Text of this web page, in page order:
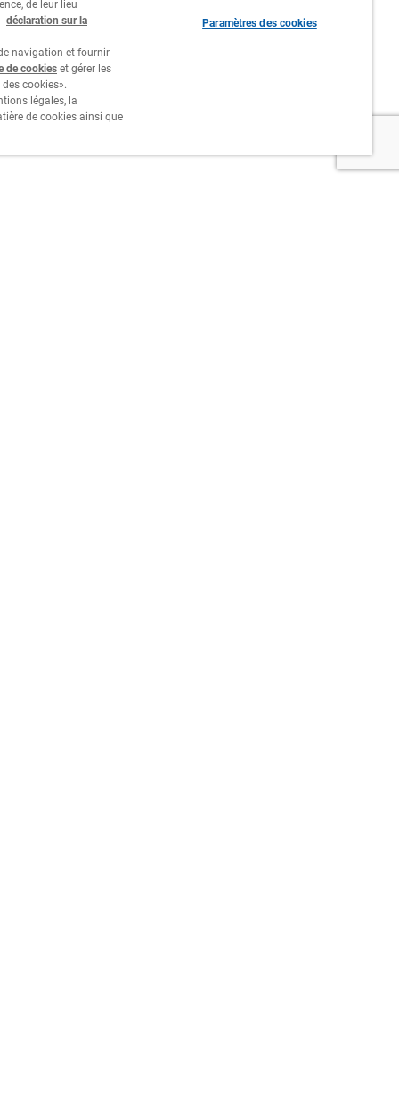
de leur lieu
déclaration sur la
navigation et fournir
de cookies et gérer les
cookies».
légales, la
de cookies ainsi que
Paramètres des cookies